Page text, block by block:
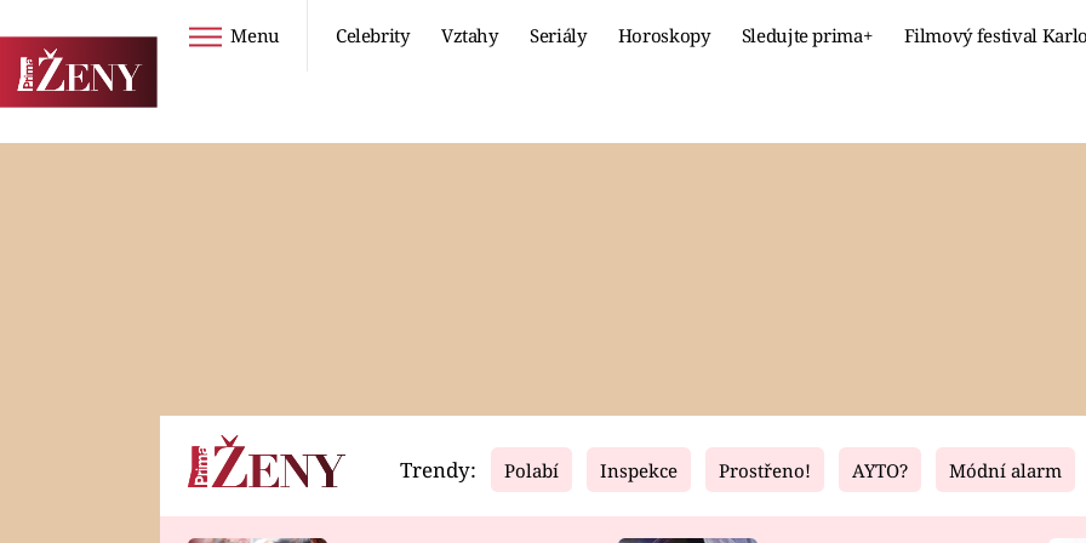
Menu Celebrity Vztahy Seriály Horoskopy Sledujte prima+ Filmový festival
Horoskopy Video Fresh Living
Trendy: Polabí Inspekce Prostřeno! AYTO? Módní alarm